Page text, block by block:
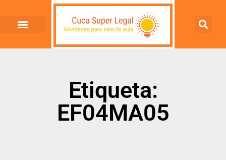
Etiqueta:
EF04MA05